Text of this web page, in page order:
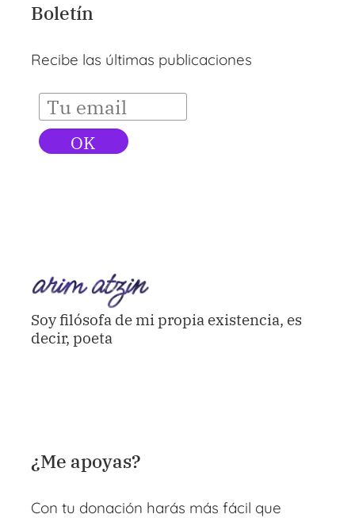
Boletín
Recibe las últimas publicaciones
Soy filósofa de mi propia existencia, es
decir, poeta
¿Me apoyas?
Con tu donación harás más fácil que